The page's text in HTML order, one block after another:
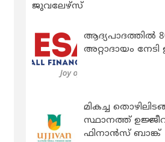
ജുവലേഴ്‌സ്
ആദ്യപാദത്തിൽ
അറ്റാദായം
മികച്ച
സ്ഥാനത്ത്
ഫിനാൻസ് ബാങ്ക്